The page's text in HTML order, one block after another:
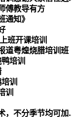
傅教导有方
通知》
班开课培训
道粤煌烧腊培训班
培训
训
训
烧腊历史悠久，学习